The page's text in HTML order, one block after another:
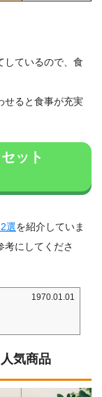
しているので、食
せると食事が充実
ット
選を紹介していま
考にしてくださ
1970.01.01
気商品